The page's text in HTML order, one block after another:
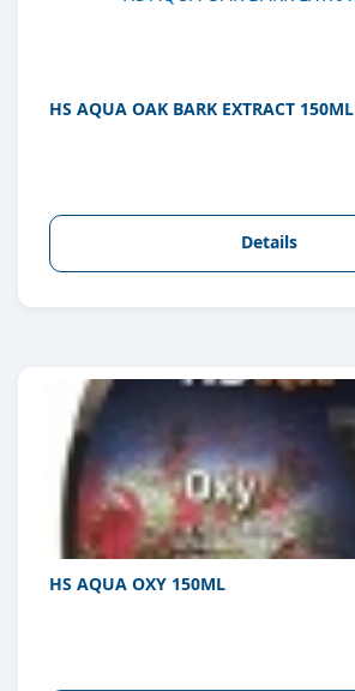
HS AQUA OAK BARK EXTRACT 150ML
Details
HS AQUA OXY 150ML